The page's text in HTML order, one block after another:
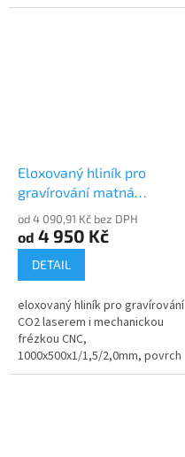
Eloxovaný hliník pro
gravírování matná
nerezová ocel 30110-90
od 4 090,91 Kč bez DPH
od 4 950 Kč
DETAIL
eloxovaný hliník pro gravírování
CO2 laserem i mechanickou
frézkou CNC,
1000x500x1/1,5/2,0mm, povrch
matná nerezová ocel